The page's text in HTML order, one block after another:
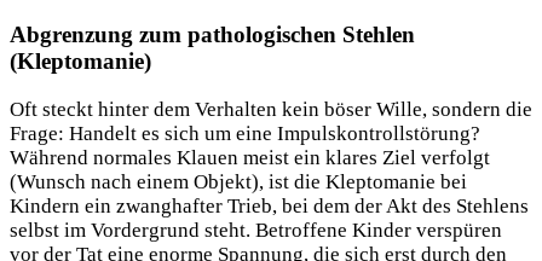
Abgrenzung zum pathologischen Stehlen
(Kleptomanie)
Oft steckt hinter dem Verhalten kein böser Wille, sondern die
Frage: Handelt es sich um eine Impulskontrollstörung?
Während normales Klauen meist ein klares Ziel verfolgt
(Wunsch nach einem Objekt), ist die Kleptomanie bei
Kindern ein zwanghafter Trieb, bei dem der Akt des Stehlens
selbst im Vordergrund steht. Betroffene Kinder verspüren
vor der Tat eine enorme Spannung, die sich erst durch den